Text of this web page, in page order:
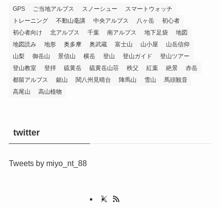
GPS ご当地アルプス スノーシュー
スマートウォッチ
トレーニング
不動山毫講 中央アルプス 八ヶ岳
初心者
初心者向け
北アルプス 千葉 南アルプス 地下足袋
地図
地図読み
地形 奥多摩 奥武蔵 富士山 山小屋
山岳信仰
山梨
御岳山 景信山 横岳 登山 登山ガイド
登山ツアー
登山教室
登拝 硫黄岳 硫黄岳山荘 秩父 紅葉 絶景
赤岳
都留アルプス
鋸山 関八州見晴台 陣馬山 雪山
馬頭観音
高尾山
高山植物
twitter
Tweets by miyo_nt_88